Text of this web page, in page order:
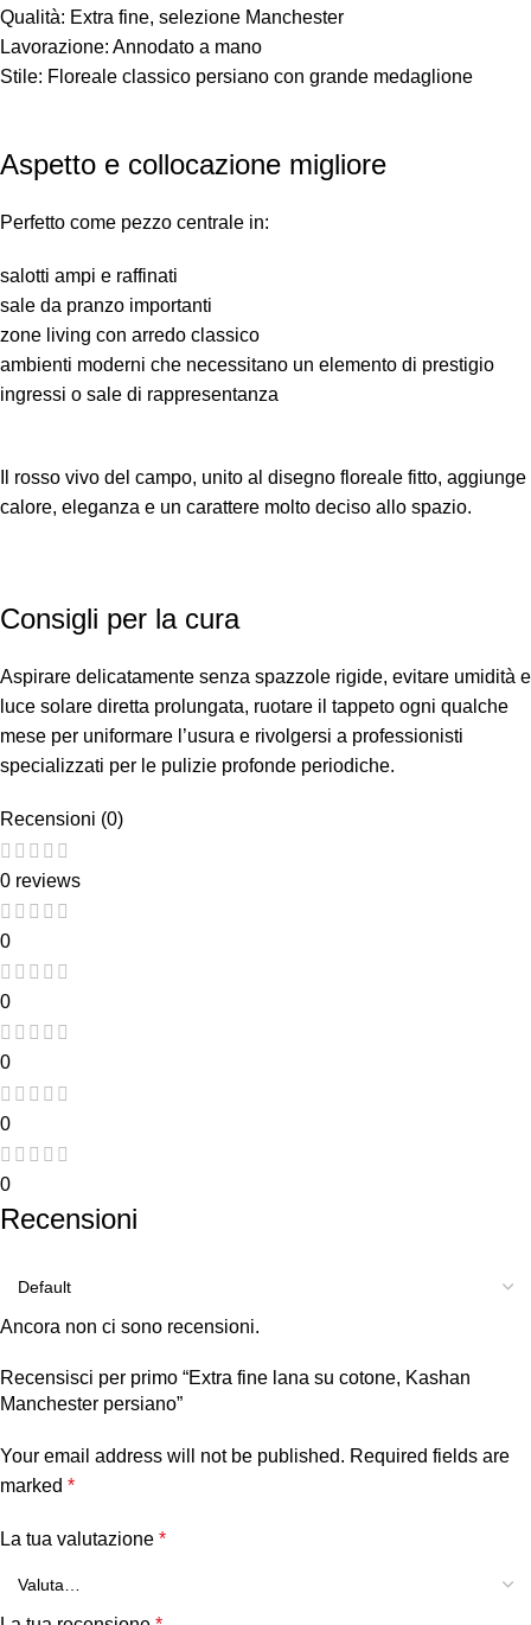
Qualità: Extra fine, selezione Manchester
Lavorazione: Annodato a mano
Stile: Floreale classico persiano con grande medaglione
Aspetto e collocazione migliore
Perfetto come pezzo centrale in:
salotti ampi e raffinati
sale da pranzo importanti
zone living con arredo classico
ambienti moderni che necessitano un elemento di prestigio
ingressi o sale di rappresentanza
Il rosso vivo del campo, unito al disegno floreale fitto, aggiunge
calore, eleganza e un carattere molto deciso allo spazio.
Consigli per la cura
Aspirare delicatamente senza spazzole rigide, evitare umidità e
luce solare diretta prolungata, ruotare il tappeto ogni qualche
mese per uniformare l’usura e rivolgersi a professionisti
specializzati per le pulizie profonde periodiche.
Recensioni (0)
0 reviews
0
0
0
0
0
Recensioni
Ancora non ci sono recensioni.
Recensisci per primo “Extra fine lana su cotone, Kashan
Manchester persiano”
Your email address will not be published. Required fields are
marked *
La tua valutazione *